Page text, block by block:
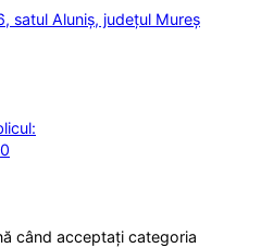
satul Aluniș, județul Mureș
când acceptați categoria